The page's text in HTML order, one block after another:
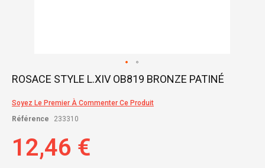
Skip
beginning
of
images
gallery
ROSACE STYLE L.XIV OB819 BRONZE PATINÉ
Soyez Le Premier À Commenter Ce Produit
Référence
233310
12,46 €